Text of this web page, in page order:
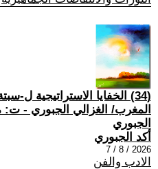
(34) الخفايا الاستراتيجية ل-
المغرب/ الغزالي الجبوري - ت:
الجبوري
أكد الجبوري
2026 / 8 / 7
الادب والفن